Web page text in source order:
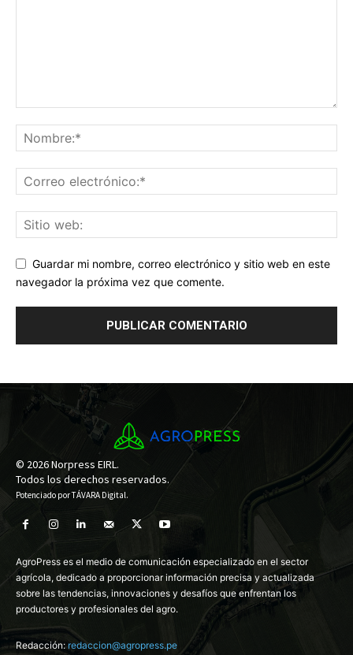
Guardar mi nombre, correo electrónico y sitio web en este
navegador la próxima vez que comente.
© 2026 Norpress EIRL.
Todos los derechos reservados.
Potenciado porTÁVARA Digital.
AgroPress es el medio de comunicación especializado en el sector
agrícola, dedicado a proporcionar información precisa y actualizada
sobre las tendencias, innovaciones y desafíos que enfrentan los
productores y profesionales del agro.
Redacción:redaccion@agropress.pe